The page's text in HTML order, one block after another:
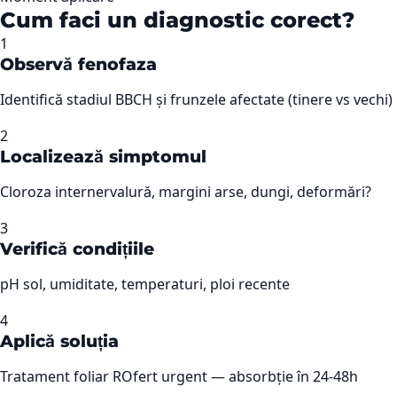
Cum faci un diagnostic corect?
1
Observă fenofaza
Identifică stadiul BBCH și frunzele afectate (tinere vs vechi)
2
Localizează simptomul
Cloroza internervalură, margini arse, dungi, deformări?
3
Verifică condițiile
pH sol, umiditate, temperaturi, ploi recente
4
Aplică soluția
Tratament foliar ROfert urgent — absorbție în 24-48h